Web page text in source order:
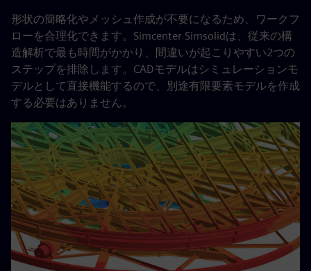
形状の簡略化やメッシュ作成が不要になるため、ワークフ
ローを合理化できます。Simcenter Simsolidは、従来の構
造解析で最も時間がかかり、間違いが起こりやすい2つの
ステップを排除します。CADモデルはシミュレーションモ
デルとして直接機能するので、別途有限要素モデルを作成
する必要はありません。